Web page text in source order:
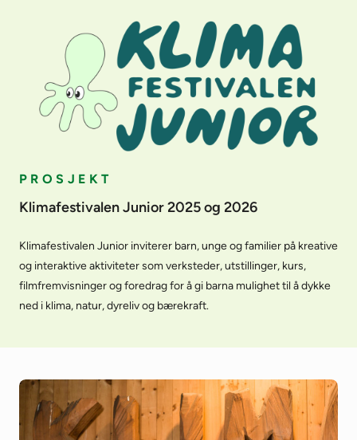
PROSJEKT
Klimafestivalen Junior 2025 og 2026
Klimafestivalen Junior inviterer barn, unge og familier på kreative
og interaktive aktiviteter som verksteder, utstillinger, kurs,
filmfremvisninger og foredrag for å gi barna mulighet til å dykke
ned i klima, natur, dyreliv og bærekraft.